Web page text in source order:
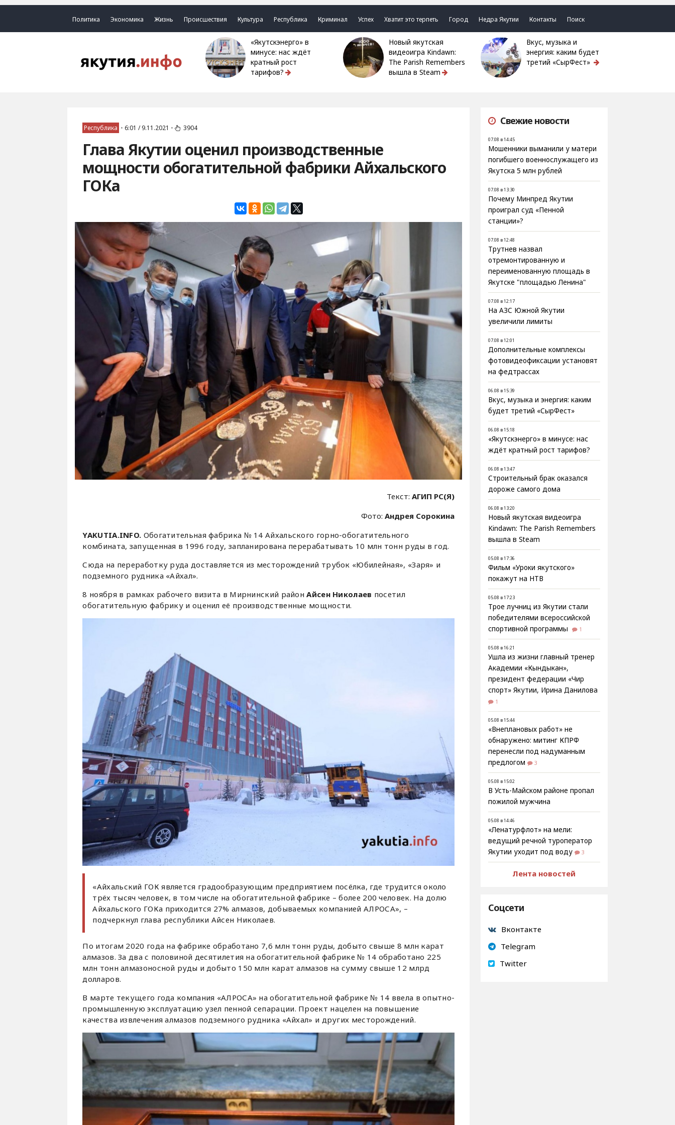
Политика Экономика Жизнь Происшествия Культура Республика Криминал Успех Хватит это терпеть Город Недра Якутии Контакты Поиск
«Якутскэнерго» в
минусе: нас ждёт
кратный рост
тарифов?
Новый якутская
видеоигра Kindawn:
The Parish Remembers
вышла в Steam
Вкус, музыка и
энергия: каким будет
третий «СырФест»
Республика • 6:01 / 9.11.2021 • 3904
Глава Якутии оценил производственные
мощности обогатительной фабрики Айхальского
ГОКа
Текст:АГИП РС(Я)
Фото:Андрея Сорокина
YAKUTIA.INFO. Обогатительная фабрика № 14 Айхальского горно-обогатительного
комбината, запущенная в 1996 году, запланирована перерабатывать 10 млн тонн руды в год.
Сюда на переработку руда доставляется из месторождений трубок «Юбилейная», «Заря» и
подземного рудника «Айхал».
8 ноября в рамках рабочего визита в Мирнинский районАйсен Николаев посетил
обогатительную фабрику и оценил её производственные мощности.
«Айхальский ГОК является градообразующим предприятием посёлка, где трудится около
трёх тысяч человек, в том числе на обогатительной фабрике – более 200 человек. На долю
Айхальского ГОКа приходится 27% алмазов, добываемых компанией АЛРОСА», –
подчеркнул глава республики Айсен Николаев.
По итогам 2020 года на фабрике обработано 7,6 млн тонн руды, добыто свыше 8 млн карат
алмазов. За два с половиной десятилетия на обогатительной фабрике № 14 обработано 225
млн тонн алмазоносной руды и добыто 150 млн карат алмазов на сумму свыше 12 млрд
долларов.
В марте текущего года компания «АЛРОСА» на обогатительной фабрике № 14 ввела в опытно-
промышленную эксплуатацию узел пенной сепарации. Проект нацелен на повышение
качества извлечения алмазов подземного рудника «Айхал» и других месторождений.
Свежие новости
07.08 в 14:45
Мошенники выманили у матери
погибшего военнослужащего из
Якутска 5 млн рублей
07.08 в 13:30
Почему Минпред Якутии
проиграл суд «Пенной
станции»?
07.08 в 12:48
Трутнев назвал
отремонтированную и
переименованную площадь в
Якутске "площадью Ленина"
07.08 в 12:17
На АЗС Южной Якутии
увеличили лимиты
07.08 в 12:01
Дополнительные комплексы
фотовидеофиксации установят
на федтрассах
06.08 в 15:39
Вкус, музыка и энергия: каким
будет третий «СырФест»
06.08 в 15:18
«Якутскэнерго» в минусе: нас
ждёт кратный рост тарифов?
06.08 в 13:47
Строительный брак оказался
дороже самого дома
06.08 в 13:20
Новый якутская видеоигра
Kindawn: The Parish Remembers
вышла в Steam
05.08 в 17:36
Фильм «Уроки якутского»
покажут на НТВ
05.08 в 17:23
Трое лучниц из Якутии стали
победителями всероссийской
спортивной программы
1
05.08 в 16:21
Ушла из жизни главный тренер
Академии «Кындыкан»,
президент федерации «Чир
спорт» Якутии, Ирина Данилова
1
05.08 в 15:44
«Внеплановых работ» не
обнаружено: митинг КПРФ
перенесли под надуманным
предлогом
3
05.08 в 15:02
В Усть-Майском районе пропал
пожилой мужчина
05.08 в 14:46
«Ленатурфлот» на мели:
ведущий речной туроператор
Якутии уходит под воду
3
Лента новостей
Соцсети
Вконтакте
Telegram
Twitter